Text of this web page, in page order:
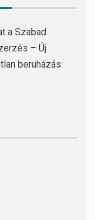
a Szabad
– Új
beruházás: